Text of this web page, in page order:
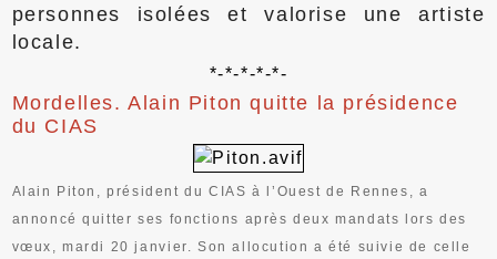
personnes isolées et valorise une artiste
locale.
*-*-*-*-*-
Mordelles. Alain Piton quitte la présidence
du CIAS
Alain Piton, président du CIAS à l’Ouest de Rennes, a
annoncé quitter ses fonctions après deux mandats lors des
vœux, mardi 20 janvier. Son allocution a été suivie de celle